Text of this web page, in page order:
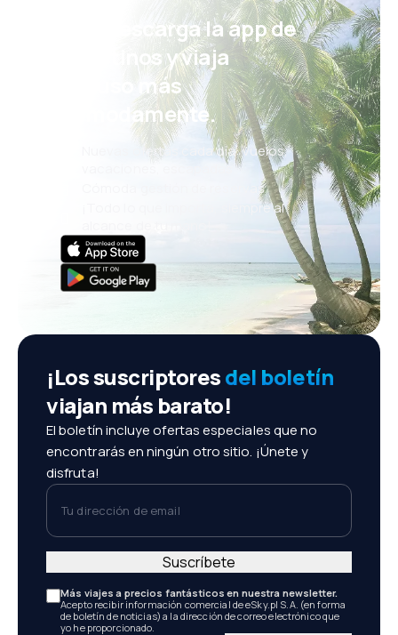
¡Eh! Descarga la app de
eDestinos y viaja
incluso más
cómodamente.
Nuevas ofertas cada día: vuelos,
vacaciones, escapadas
Cómoda gestión de reservas
¡Todo lo que importa, siempre al
¡Los suscriptoresdel boletín
viajan más barato!
El boletín incluye ofertas especiales que no
encontrarás en ningún otro sitio. ¡Únete y
disfruta!
Tu dirección de email
Más viajes a precios fantásticos en nuestra newsletter.
Acepto recibir información comercial de eSky.pl S.A. (en forma
de boletín de noticias) a la dirección de correo electrónico que
yo he proporcionado.
Suscríbete